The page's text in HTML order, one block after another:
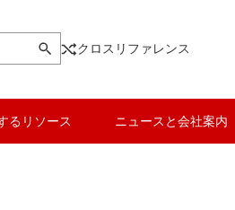
クロスリファレンス
るリソース ニュースと会社案内